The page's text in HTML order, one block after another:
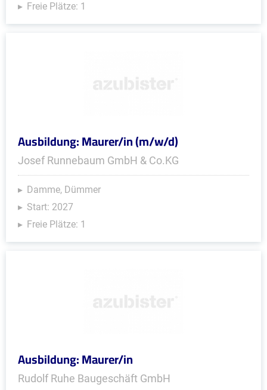
Freie Plätze: 1
Ausbildung: Maurer/in (m/w/d)
Josef Runnebaum GmbH & Co.KG
Damme, Dümmer
Start: 2027
Freie Plätze: 1
Ausbildung: Maurer/in
Rudolf Ruhe Baugeschäft GmbH